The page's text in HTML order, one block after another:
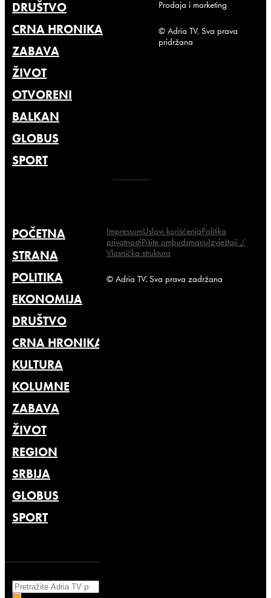
DRUŠTVO
CRNA HRONIKA
ZABAVA
ŽIVOT
OTVORENI
BALKAN
GLOBUS
SPORT
Prodaja i marketing
© Adria TV. Sva prava
pridržana
POČETNA
STRANA
POLITIKA
EKONOMIJA
DRUŠTVO
CRNA HRONIKA
KULTURA
KOLUMNE
ZABAVA
ŽIVOT
REGION
SRBIJA
GLOBUS
SPORT
ImpressumUslovi korišćenjaPolitika
privatnostiPišite ombudsmanuIzvještaji /
Vlasnička struktura
© Adria TV. Sva prava zadržana